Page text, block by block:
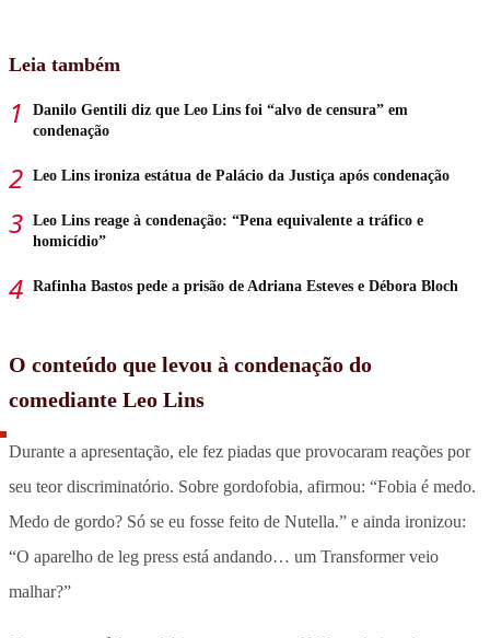
Leia também
Danilo Gentili diz que Leo Lins foi “alvo de censura” em
condenação
Leo Lins ironiza estátua de Palácio da Justiça após condenação
Leo Lins reage à condenação: “Pena equivalente a tráfico e
homicídio”
Rafinha Bastos pede a prisão de Adriana Esteves e Débora Bloch
O conteúdo que levou à condenação do
comediante Leo Lins
Durante a apresentação, ele fez piadas que provocaram reações por
seu teor discriminatório. Sobre gordofobia, afirmou: “Fobia é medo.
Medo de gordo? Só se eu fosse feito de Nutella.” e ainda ironizou:
“O aparelho de leg press está andando… um Transformer veio
malhar?”